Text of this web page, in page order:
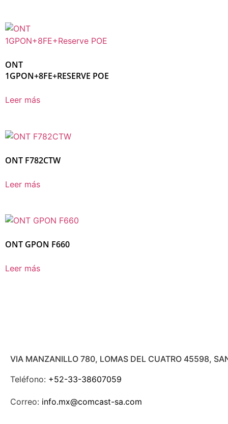
ONT
1GPON+8FE+RESERVE POE
Leer más
ONT F782CTW
Leer más
ONT GPON F660
Leer más
VIA MANZANILLO 780, LOMAS DEL CUATRO 45598,
Teléfono: +52-33-38607059
Correo: info.mx@comcast-sa.com